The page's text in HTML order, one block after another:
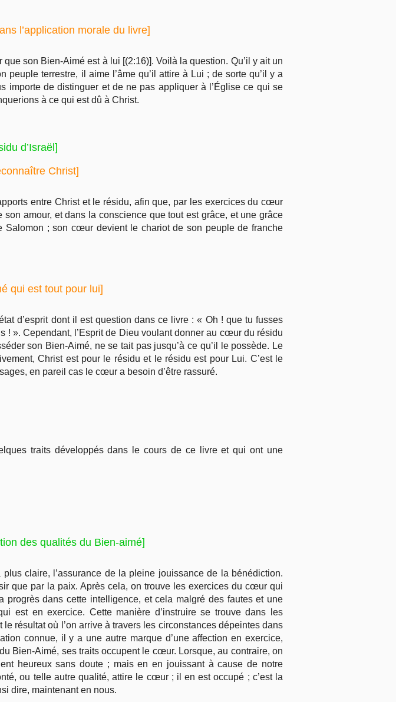
l’application morale du livre]
que son Bien-Aimé est à lui [(2:16)]. Voilà la question. Qu’il y ait un
terrestre, il aime l’âme qu’il attire à Lui ; de sorte qu’il y a
importe de distinguer et de ne pas appliquer à l’Église ce qui se
à ce qui est dû à Christ.
d’Israël]
Christ]
entre Christ et le résidu, afin que, par les exercices du cœur
amour, et dans la conscience que tout est grâce, et une grâce
Salomon ; son cœur devient le chariot de son peuple de franche
qui est tout pour lui]
d’esprit dont il est question dans ce livre : « Oh ! que tu fusses
! ». Cependant, l’Esprit de Dieu voulant donner au cœur du résidu
son Bien-Aimé, ne se tait pas jusqu’à ce qu’il le possède. Le
Christ est pour le résidu et le résidu est pour Lui. C’est le
en pareil cas le cœur a besoin d’être rassuré.
traits développés dans le cours de ce livre et qui ont une
des qualités du Bien-aimé]
claire, l’assurance de la pleine jouissance de la bénédiction.
que par la paix. Après cela, on trouve les exercices du cœur qui
dans cette intelligence, et cela malgré des fautes et une
est en exercice. Cette manière d’instruire se trouve dans les
résultat où l’on arrive à travers les circonstances dépeintes dans
connue, il y a une autre marque d’une affection en exercice,
Bien-Aimé, ses traits occupent le cœur. Lorsque, au contraire, on
heureux sans doute ; mais en en jouissant à cause de notre
ou telle autre qualité, attire le cœur ; il en est occupé ; c’est la
dire, maintenant en nous.